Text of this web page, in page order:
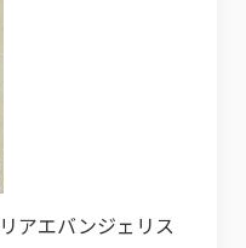
アエバンジェリス